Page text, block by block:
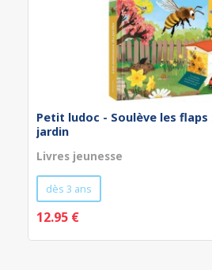
Petit ludoc - Soulève les flaps
jardin
Livres jeunesse
dès 3 ans
12.95 €